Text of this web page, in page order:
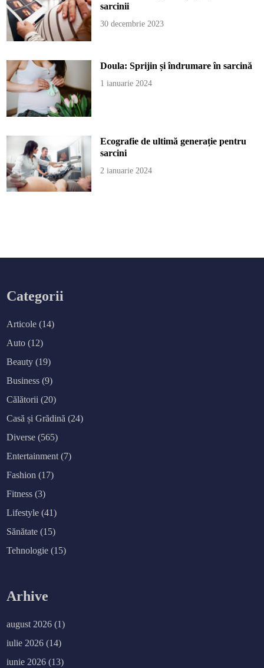
sarcinii
30 decembrie 2023
Doula: Sprijin și îndrumare în sarcină
1 ianuarie 2024
Ecografie de ultimă generație pentru
sarcini
2 ianuarie 2024
Categorii
Articole (14)
Auto (12)
Beauty (19)
Business (9)
Călătorii (20)
Casă și Grădină (24)
Diverse (565)
Entertainment (7)
Fashion (17)
Fitness (3)
Lifestyle (41)
Sănătate (15)
Tehnologie (15)
Arhive
august 2026 (1)
iulie 2026 (14)
iunie 2026 (13)